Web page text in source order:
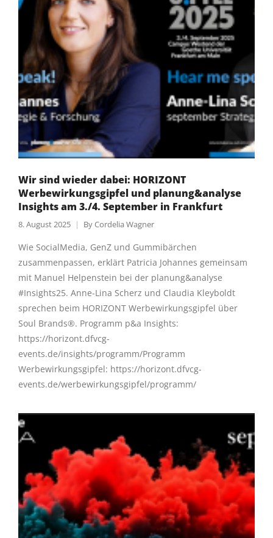
Wir sind wieder dabei: HORIZONT
Werbewirkungsgipfel und planung&analyse
Insights am 3./4. September in Frankfurt
8. August 2025 ByCordelia Wagner
Wie SocialMedia, GenZ und Gummibärchen
zusammenpassen, erklärt Patricia Johannes gemeinsam
mit Manuel Helpenstein bei der planung&analyse
#Insights25. Anne-Lina Scherz und Claudia Kleyboldt
sprechen beim HORIZONT Werbewirkungsgipfel über
Soul Brands®. Programm p&a Insights:
https://horizont.dfvcg-
events.de/insights/programm/Programm
Werbewirkungsgipfel: https://horizont.dfvcg-
events.de/werbewirkungsgipfel/programm/